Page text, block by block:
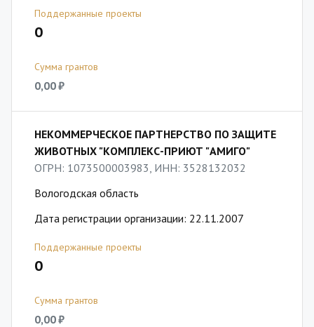
Поддержанные проекты
0
Сумма грантов
0,00 ₽
НЕКОММЕРЧЕСКОЕ ПАРТНЕРСТВО ПО ЗАЩИТЕ
ЖИВОТНЫХ "КОМПЛЕКС-ПРИЮТ "АМИГО"
ОГРН: 1073500003983, ИНН: 3528132032
Вологодская область
Дата регистрации организации: 22.11.2007
Поддержанные проекты
0
Сумма грантов
0,00 ₽